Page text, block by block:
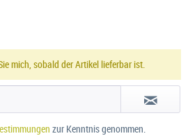
mich, sobald der Artikel lieferbar ist.
zur Kenntnis genommen.